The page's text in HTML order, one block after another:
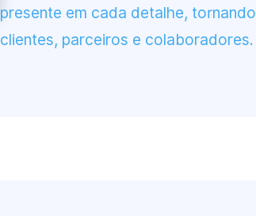
presente em cada detalhe,
clientes, parceiros e colaboradores.